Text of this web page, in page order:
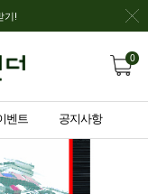
기!
0
벤트 공지사항